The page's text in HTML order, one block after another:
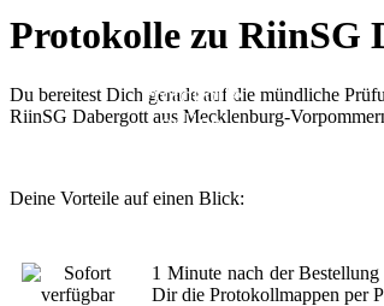
Protokolle
online
Protokolle zu RiinSG
Du bereitest Dich gerade auf die mündliche
RiinSG Dabergott aus Mecklenburg-
Deine Vorteile auf einen Blick:
1 Minute nach der
Dir die Protokollmappen per